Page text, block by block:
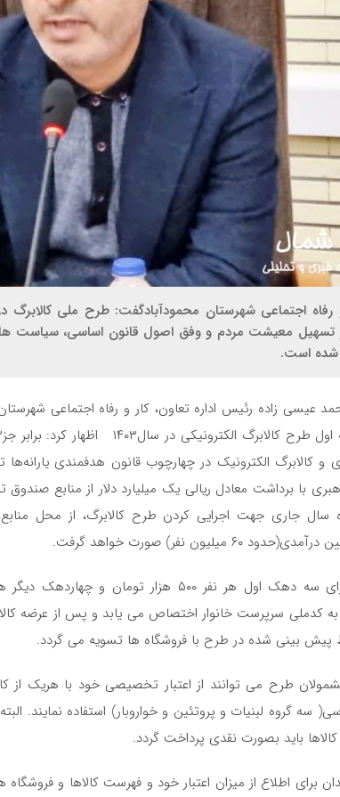
رفاه اجتماعی شهرستان محمودآبادگفت: طرح ملی کالابرگ
تسهیل معیشت مردم و وفق اصول قانون اساسی، سیاست
شده است.
زاده رئیس اداره تعاون، کار و رفاه اجتماعی شهرستان
نقدی و کالابرگ الکترونیک در چهارچوب قانون هدفمندی
با برداشت معادل ریالی یک میلیارد دلار از منابع
سال جاری جهت اجرایی کردن طرح کالابرگ‌، از محل
نفر) صورت خواهد گرفت.
وی افزود: بدین ترتیب برای سه دهک اول هر نفر ۵۰۰
کدملی سرپرست خانوار اختصاص می یابد و پس از عرضه
پیش بینی شده در طرح با فروشگاه ها تسویه می گردد.
طرح می توانند از اعتبار تخصیصی خود با هریک از
کالای اساسی( سه گروه لبنیات و پروتئین و خواروبار) استفاده
کالاها باید بصورت نقدی پرداخت گردد.
برای اطلاع از میزان اعتبار خود‌‌ و فهرست کالاها و